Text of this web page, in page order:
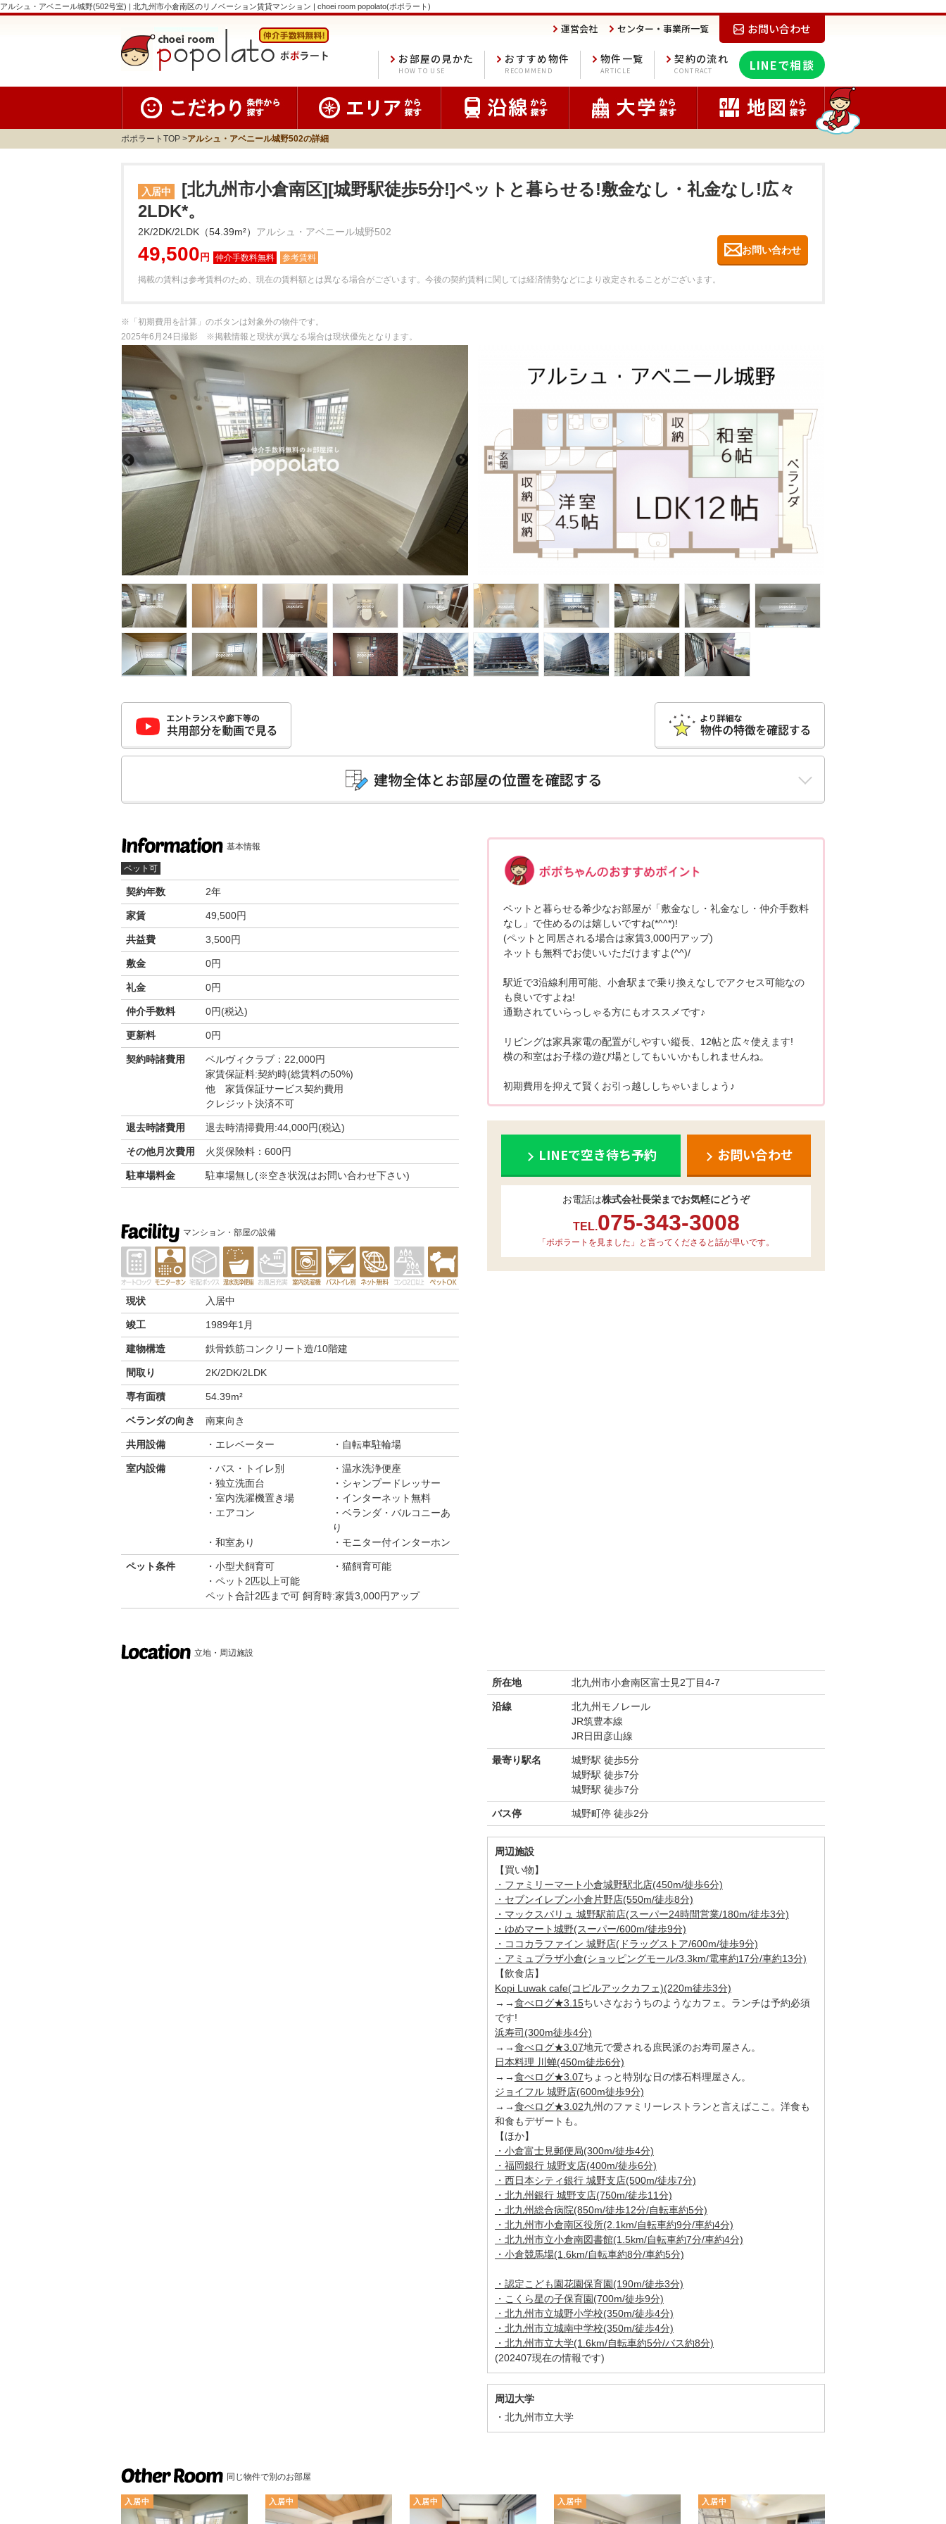
アルシュ・アベニール城野(502号室) | 北九州市小倉南区のリノベーション賃貸マンション | choei room popolato(ポポラート)
お問い合わせ
センター・事業所一覧
運営会社
LINEで相談
契約の流れ
CONTRACT
物件一覧
ARTICLE
おすすめ物件
RECOMMEND
お部屋の見かた
HOW TO USE
ポポラートTOP アルシュ・アベニール城野502の詳細
入居中
[北九州市小倉南区][城野駅徒歩5分!]ペットと暮らせる!敷金なし・礼金なし!広々
2LDK*。
2K/2DK/2LDK（54.39m²） アルシュ・アベニール城野502
49,500 円 参考賃料
お問い合わせ
掲載の賃料は参考賃料のため、現在の賃料額とは異なる場合がございます。 今後の契約賃料に関しては経済情勢などにより改定されることがございます。
※「初期費用を計算」のボタンは対象外の物件です。
2025年6月24日撮影 ※掲載情報と現状が異なる場合は現状優先となります。
基本情報
ペット可
契約年数 2年
家賃 49,500円
共益費 3,500円
敷金 0円
礼金 0円
仲介手数料 0円(税込)
更新料 0円
契約時諸費用
ベルヴィクラブ：22,000円
家賃保証料:契約時(総賃料の50%)
他 家賃保証サービス契約費用
クレジット決済不可
退去時諸費用 退去時清掃費用:44,000円(税込)
その他月次費用 火災保険料：600円
駐車場料金 駐車場無し(※空き状況はお問い合わせ下さい)
マンション・部屋の設備
現状 入居中
竣工 1989年1月
建物構造 鉄骨鉄筋コンクリート造/10階建
間取り 2K/2DK/2LDK
専有面積 54.39m²
ベランダの向き 南東向き
共用設備 エレベーター 自転車駐輪場
室内設備 バス・トイレ別
温水洗浄便座
独立洗面台
シャンプードレッサー
室内洗濯機置き場
インターネット無料
エアコン
ベランダ・バルコニーあ
り
和室あり
モニター付インターホン
ペット条件 小型犬飼育可
猫飼育可能
ペット2匹以上可能
ペット合計2匹まで可 飼育時:家賃3,000円アップ
ペットと暮らせる希少なお部屋が「敷金なし・礼金なし・仲介手数料
なし」で住めるのは嬉しいですね(*^^*)!
(ペットと同居される場合は家賃3,000円アップ)
ネットも無料でお使いいただけますよ(^^)/
駅近で3沿線利用可能、小倉駅まで乗り換えなしでアクセス可能なの
も良いですよね!
通勤されていらっしゃる方にもオススメです♪
リビングは家具家電の配置がしやすい縦長、12帖と広々使えます!
横の和室はお子様の遊び場としてもいいかもしれませんね。
初期費用を抑えて賢くお引っ越ししちゃいましょう♪
LINEで空き待ち予約 お問い合わせ
お電話は株式会社長栄までお気軽にどうぞ
TEL.075-343-3008
「ポポラートを見ました」と言ってくださると話が早いです。
立地・周辺施設
所在地 北九州市小倉南区富士見2丁目4-7
沿線
北九州モノレール
JR筑豊本線
JR日田彦山線
最寄り駅名
城野駅 徒歩5分
城野駅 徒歩7分
城野駅 徒歩7分
バス停 城野町停 徒歩2分
周辺施設
【買い物】
・ファミリーマート小倉城野駅北店(450m/徒歩6分)
・セブンイレブン小倉片野店(550m/徒歩8分)
・マックスバリュ 城野駅前店(スーパー24時間営業/180m/徒歩3分)
・ゆめマート城野(スーパー/600m/徒歩9分)
・ココカラファイン 城野店(ドラッグストア/600m/徒歩9分)
・アミュプラザ小倉(ショッピングモール/3.3km/電車約17分/車約13分)
【飲食店】
Kopi Luwak cafe(コピルアックカフェ)(220m徒歩3分)
→→食べログ★3.15ちいさなおうちのようなカフェ。ランチは予約必須
です!
浜寿司(300m徒歩4分)
→→食べログ★3.07地元で愛される庶民派のお寿司屋さん。
日本料理 川蝉(450m徒歩6分)
→→食べログ★3.07ちょっと特別な日の懐石料理屋さん。
ジョイフル 城野店(600m徒歩9分)
→→食べログ★3.02九州のファミリーレストランと言えばここ。洋食も
和食もデザートも。
【ほか】
・小倉富士見郵便局(300m/徒歩4分)
・福岡銀行 城野支店(400m/徒歩6分)
・西日本シティ銀行 城野支店(500m/徒歩7分)
・北九州銀行 城野支店(750m/徒歩11分)
・北九州総合病院(850m/徒歩12分/自転車約5分)
・北九州市小倉南区役所(2.1km/自転車約9分/車約4分)
・北九州市立小倉南図書館(1.5km/自転車約7分/車約4分)
・小倉競馬場(1.6km/自転車約8分/車約5分)
・認定こども園花園保育園(190m/徒歩3分)
・こくら星の子保育園(700m/徒歩9分)
・北九州市立城野小学校(350m/徒歩4分)
・北九州市立城南中学校(350m/徒歩4分)
・北九州市立大学(1.6km/自転車約5分/バス約8分)
(202407現在の情報です)
周辺大学
北九州市立大学
同じ物件で別のお部屋